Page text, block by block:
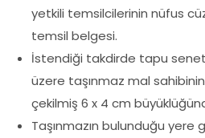
yetkili temsilcilerinin nüfus
temsil belgesi.
İstendiği takdirde tapu
üzere taşınmaz mal
çekilmiş 6 x 4 cm
Taşınmazın bulunduğu yere